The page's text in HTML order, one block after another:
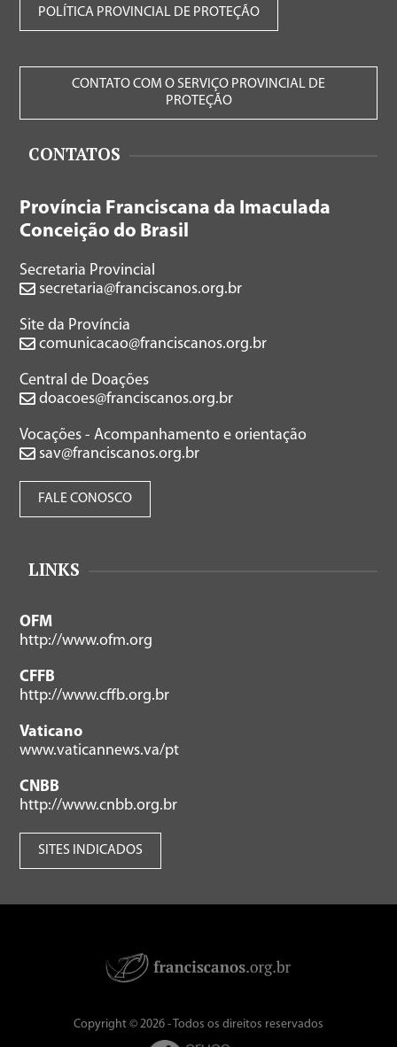
POLÍTICA PROVINCIAL DE PROTEÇÃO
CONTATO COM O SERVIÇO PROVINCIAL DE
PROTEÇÃO
CONTATOS
Província Franciscana da Imaculada
Conceição do Brasil
Secretaria Provincial
secretaria@franciscanos.org.br
Site da Província
comunicacao@franciscanos.org.br
Central de Doações
doacoes@franciscanos.org.br
Vocações - Acompanhamento e orientação
sav@franciscanos.org.br
FALE CONOSCO
LINKS
OFM
http://www.ofm.org
CFFB
http://www.cffb.org.br
Vaticano
www.vaticannews.va/pt
CNBB
http://www.cnbb.org.br
SITES INDICADOS
Copyright © 2026 - Todos os direitos reservados